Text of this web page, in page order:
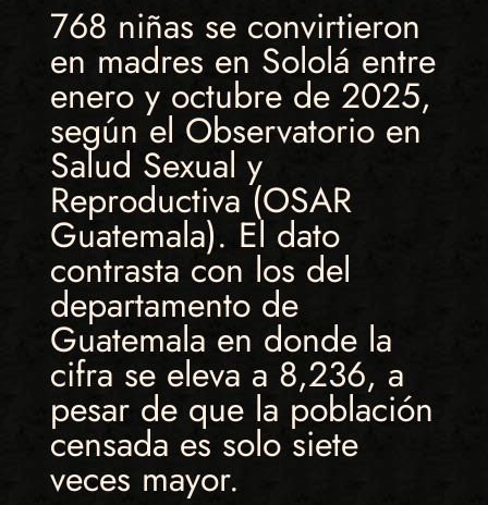
768 niñas se convirtieron
en madres en Sololá entre
enero y octubre de 2025,
según el Observatorio en
Salud Sexual y
Reproductiva (OSAR
Guatemala). El dato
contrasta con los del
departamento de
Guatemala en donde la
cifra se eleva a 8,236, a
pesar de que la población
censada es solo siete
veces mayor.